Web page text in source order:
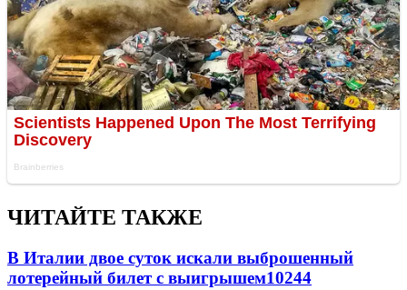
ЧИТАЙТЕ ТАКЖЕ
В Италии двое суток искали выброшенный
лотерейный билет с выигрышем10244